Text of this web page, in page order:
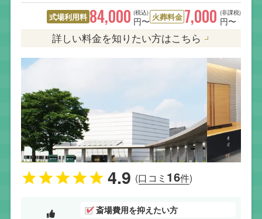
式場利用料 (税込)
84,000 円〜 火葬料金 (非課税)
7,000 円〜
詳しい料金を知りたい方はこちら
4.9 (口コミ 16件)
斎場費用を抑えたい方